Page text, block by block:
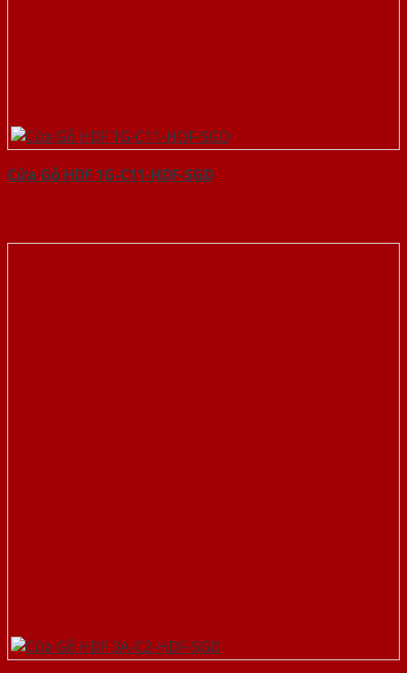
Cửa Gỗ HDF 1G-C11-HDF-SGD